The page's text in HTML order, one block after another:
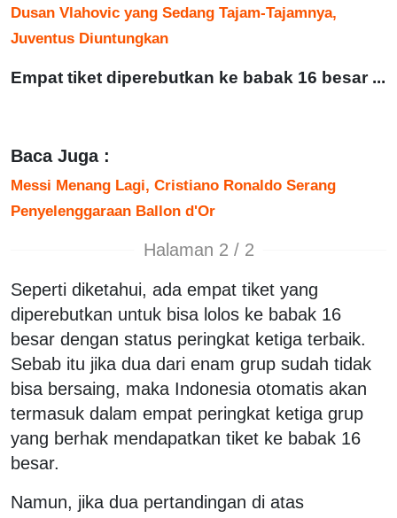
Dusan Vlahovic yang Sedang Tajam-Tajamnya,
Juventus Diuntungkan
Empat tiket diperebutkan ke babak 16 besar ...
Baca Juga :
Messi Menang Lagi, Cristiano Ronaldo Serang
Penyelenggaraan Ballon d'Or
Halaman 2 / 2
Seperti diketahui, ada empat tiket yang
diperebutkan untuk bisa lolos ke babak 16
besar dengan status peringkat ketiga terbaik.
Sebab itu jika dua dari enam grup sudah tidak
bisa bersaing, maka Indonesia otomatis akan
termasuk dalam empat peringkat ketiga grup
yang berhak mendapatkan tiket ke babak 16
besar.
Namun, jika dua pertandingan di atas